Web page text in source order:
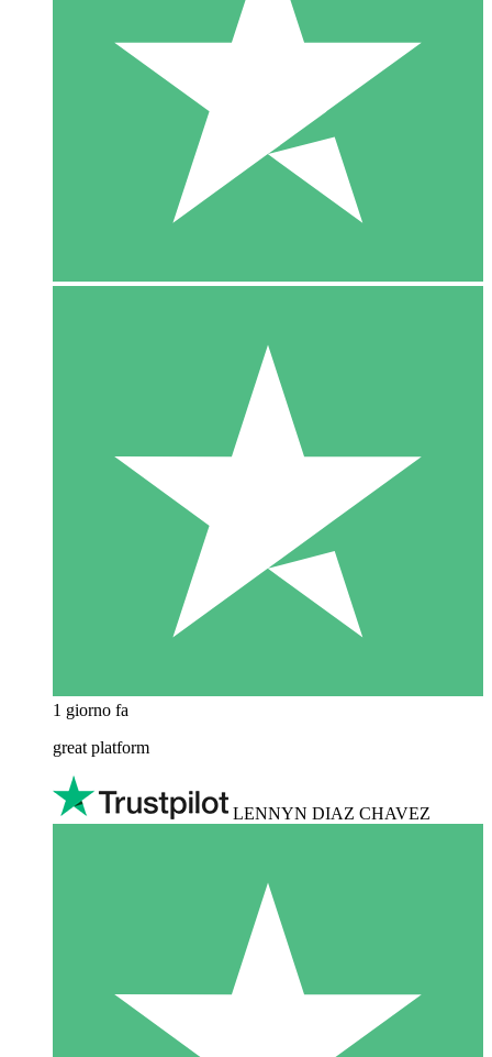
1 giorno fa
great platform
LENNYN DIAZ CHAVEZ